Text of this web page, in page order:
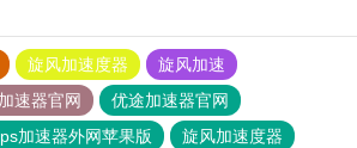
旋风加速度器
旋风加速
速器官网
优途加速器官网
加速器外网苹果版
旋风加速度器